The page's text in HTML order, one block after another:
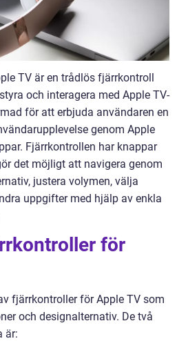
TV är en trådlös fjärrkontroll
och interagera med Apple TV-
för att erbjuda användaren en
genom Apple
Fjärrkontrollen har knappar
det möjligt att navigera genom
justera volymen, välja
uppgifter med hjälp av enkla
för
fjärrkontroller för Apple TV som
och designalternativ. De två
är: